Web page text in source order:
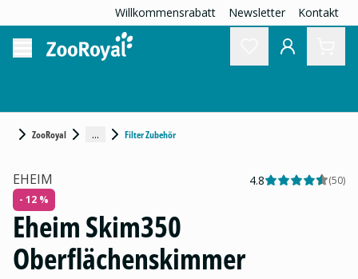
Willkommensrabatt Newsletter Kontakt
ZooRoyal ... Filter Zubehör
EHEIM 4.8 (50)
- 12 %
Eheim Skim350
Oberflächenskimmer